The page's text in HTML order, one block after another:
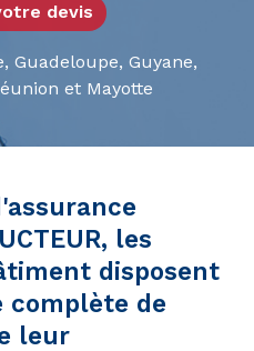
devis
Guadeloupe, Guyane,
et Mayotte
les
disposent
complète de
leur